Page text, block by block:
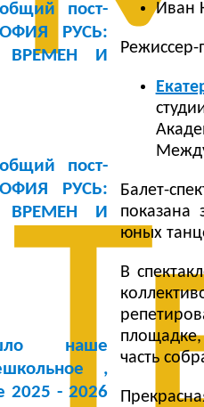
пост-
РУСЬ:
ВРЕМЕН И
пост-
РУСЬ:
ВРЕМЕН И
наше
,
2025 - 2026
Иван
Балет-
показана
юных
В
часть